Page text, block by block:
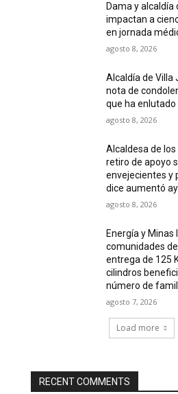
Dama y alcaldía
impactan a
en jornada
agosto 8, 2026
Alcaldía de Villa
nota de
que ha enlutado
agosto 8, 2026
Alcaldesa de
retiro de apoyo
envejecientes y
dice aumentó
agosto 8, 2026
Energía y Minas
comunidades
entrega de 125
cilindros
número de
agosto 7, 2026
Load more
RECENT COMMENTS